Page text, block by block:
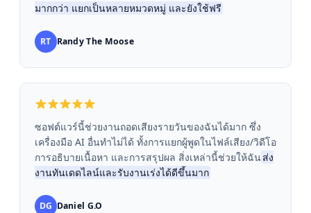
มากกว่า แยกเป็นหลายหมวดหมู่ และยังใช้ฟรี
RT Randy The Moose
ซอฟต์แวร์นี้ช่วยงานถอดเสียงรายวันของฉันได้มาก ซึ่ง
เครื่องมือ AI อื่นทำไม่ได้ ทั้งการแยกผู้พูดในไฟล์เสียง/วิดีโอ
การอธิบายเนื้อหา และการสรุปผล สิ่งเหล่านี้ช่วยให้ฉัน ส่ง
งานทันเดดไลน์และรับงานเร่งได้ดีขึ้นมาก
DG Daniel G.O